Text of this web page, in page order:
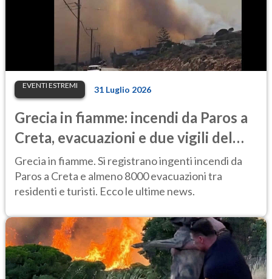
EVENTI ESTREMI 31 Luglio 2026
Grecia in fiamme: incendi da Paros a
Creta, evacuazioni e due vigili del
fuoco morti
Grecia in fiamme. Si registrano ingenti incendi da
Paros a Creta e almeno 8000 evacuazioni tra
residenti e turisti. Ecco le ultime news.